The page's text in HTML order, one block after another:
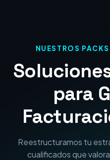
NUESTROS
para
Reestructuramos tu
cualificados que